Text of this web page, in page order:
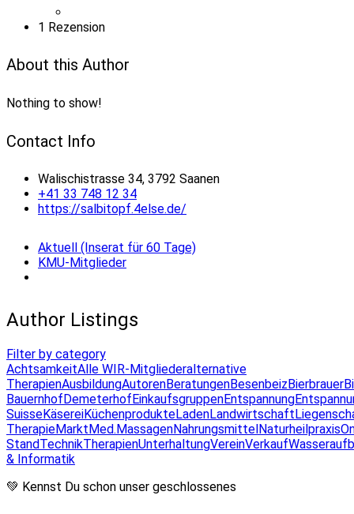
1 Rezension
About this Author
Nothing to show!
Contact Info
Walischistrasse 34, 3792 Saanen
+41 33 748 12 34
https://salbitopf.4else.de/
Aktuell (Inserat für 60 Tage)
KMU-Mitglieder
Author Listings
Filter by category
AchtsamkeitAlle WIR-Mitgliederalternative
TherapienAusbildungAutorenBeratungenBesenbeizBierbrauer
BauernhofDemeterhofEinkaufsgruppenEntspannung
SuisseKäsereiKüchenprodukteLadenLandwirtschaft
TherapieMarktMed.MassagenNahrungsmittelNaturheilpraxis
StandTechnikTherapienUnterhaltungVereinVerkauf
& Informatik
💚 Kennst Du schon unser geschlossenes